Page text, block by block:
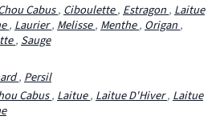
Cabus, Ciboulette, Estragon, Laitue
, Laurier, Melisse, Menthe, Origan,
, Sauge
, Persil
Cabus, Laitue, Laitue D'Hiver, Laitue